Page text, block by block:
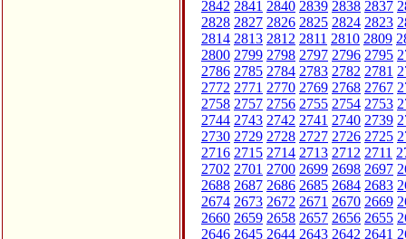
2842 2841 2840 2839 2838 2837
2828 2827 2826 2825 2824 2823
2814 2813 2812 2811 2810 2809
2800 2799 2798 2797 2796 2795
2786 2785 2784 2783 2782 2781
2772 2771 2770 2769 2768 2767
2758 2757 2756 2755 2754 2753
2744 2743 2742 2741 2740 2739
2730 2729 2728 2727 2726 2725
2716 2715 2714 2713 2712 2711
2702 2701 2700 2699 2698 2697
2688 2687 2686 2685 2684 2683
2674 2673 2672 2671 2670 2669
2660 2659 2658 2657 2656 2655
2646 2645 2644 2643 2642 2641